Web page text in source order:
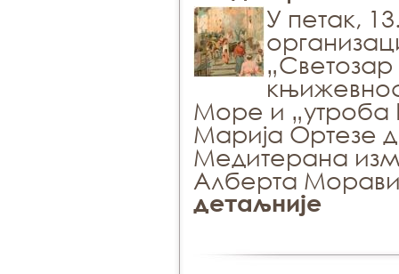
У петак,
Море и „утроба
Марија Ортезе
Медитерана
Алберта
детаљније